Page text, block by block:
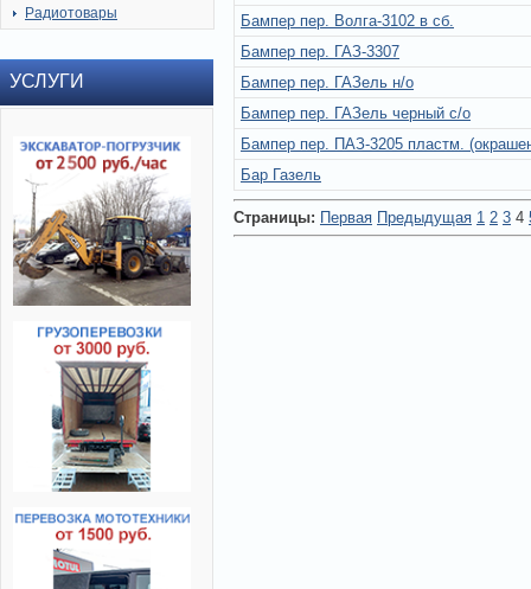
Радиотовары
УСЛУГИ
Бампер пер. Волга-3102 в сб.
Бампер пер. ГАЗ-3307
Бампер пер. ГАЗель н/о
Бампер пер. ГАЗель черный с/о
Бампер пер. ПАЗ-3205 пластм.
Бар Газель
Страницы: Первая Предыдущая 1 2 3 4